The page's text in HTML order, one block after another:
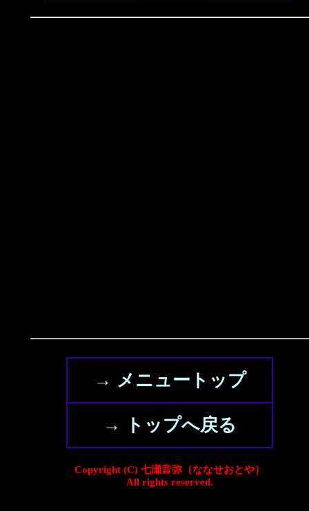
→ メニュートップ
→ トップへ戻る
Copyright (C) 七瀬音弥（ななせおとや）
All rights reserved.